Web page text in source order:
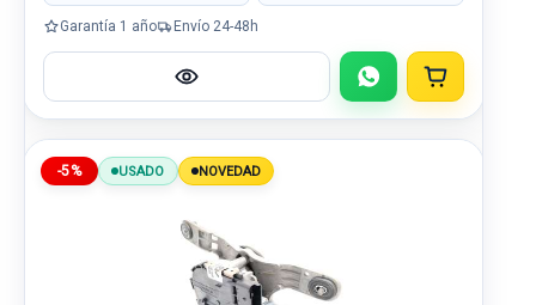
Garantía 1 año Envío 24-48h
-5% USADO NOVEDAD